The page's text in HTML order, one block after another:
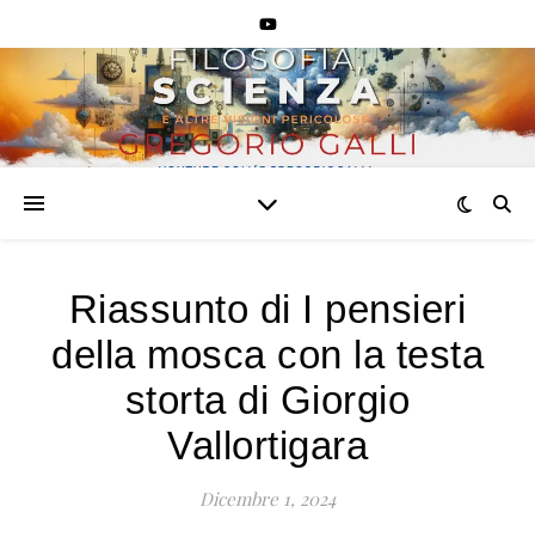
Riassunto di I pensieri
della mosca con la testa
storta di Giorgio
Vallortigara
Dicembre 1, 2024